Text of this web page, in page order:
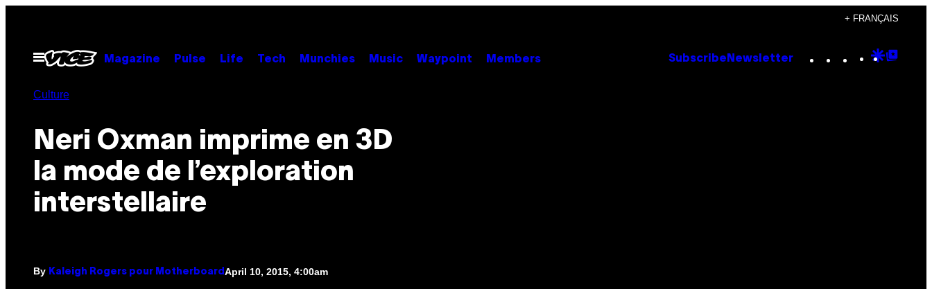
content
+ FRANÇAIS
Open
Menu
Magazine Pulse Life Tech Munchies Music Waypoint Members Subscribe Newsletter Instagram
TikTok
YouTube
Google
Culture
Neri Oxman imprime en 3D
la mode de l’exploration
interstellaire
By Kaleigh Rogers pour Motherboard April 10, 2015, 4:00am